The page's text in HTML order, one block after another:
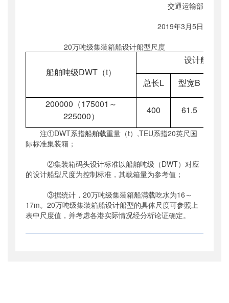
交通运输部
2019年3月5日
20万吨级集装箱船设计船型尺度
船舶吨级DWT （t）
设计船型尺
总长L 型宽B
200000 （175001 ～
225000）
400 61.5
注①DWT系指船舶载重量（t）,TEU系指20英尺国
际标准集装箱；
②集装箱码头设计标准以船舶吨级（DWT）对应
的设计船型尺度为控制标准，其载箱量为参考值；
③据统计，20万吨级集装箱船满载吃水为16～
17m。20万吨级集装箱船设计船型的具体尺度可参照上
表中尺度值，并考虑各港实际情况经分析论证确定。